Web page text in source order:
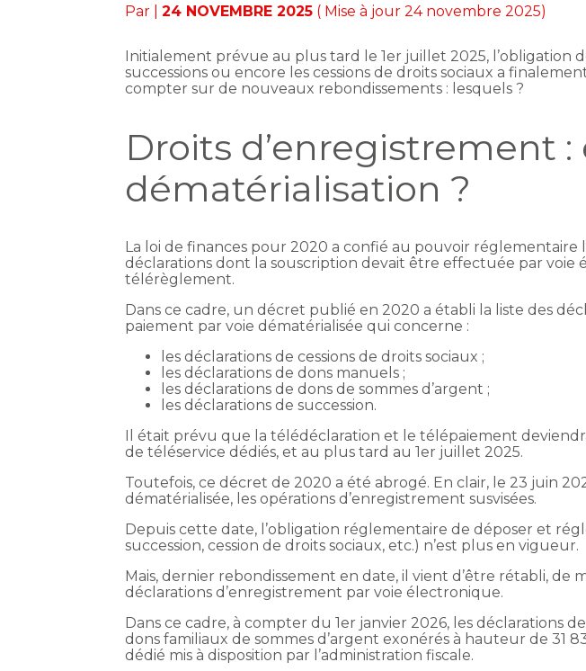
Par |24 NOVEMBRE 2025 ( Mise à jour 24 novembre 2025)
Initialement prévue au plus tard le 1er juillet 2025, l’obligation
successions ou encore les cessions de droits sociaux a
compter sur de nouveaux rebondissements : lesquels ?
Droits d’enregistrement :
dématérialisation ?
La loi de finances pour 2020 a confié au pouvoir réglementaire
déclarations dont la souscription devait être effectuée par voie
télérèglement.
Dans ce cadre, un décret publié en 2020 a établi la liste des
paiement par voie dématérialisée qui concerne :
les déclarations de cessions de droits sociaux ;
les déclarations de dons manuels ;
les déclarations de dons de sommes d’argent ;
les déclarations de succession.
Il était prévu que la télédéclaration et le télépaiement
de téléservice dédiés, et au plus tard au 1er juillet 2025.
Toutefois, ce décret de 2020 a été abrogé. En clair, le 23 juin
dématérialisée, les opérations d’enregistrement susvisées.
Depuis cette date, l’obligation réglementaire de déposer et
succession, cession de droits sociaux, etc.) n’est plus en vigueur.
Mais, dernier rebondissement en date, il vient d’être rétabli,
déclarations d’enregistrement par voie électronique.
Dans ce cadre, à compter du 1er janvier 2026, les déclarations
dons familiaux de sommes d’argent exonérés à hauteur de 31
dédié mis à disposition par l’administration fiscale.